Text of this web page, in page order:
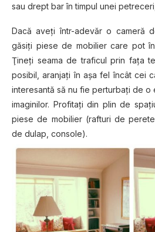
sau drept bar în timpul unei
Dacă aveți într-adevăr o cameră
găsiţi piese de mobilier care pot
Ţineţi seama de traficul prin faţa
posibil, aranjaţi în aşa fel încât cei
interesantă să nu fie perturbaţi de o
imaginilor. Profitaţi din plin de
piese de mobilier (rafturi de
de dulap, console).